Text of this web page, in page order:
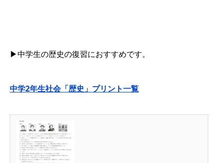
▶中学生の歴史の復習におすすめです。
中学2年生社会「歴史」プリント一覧